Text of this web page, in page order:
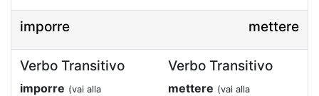
imporre mettere
Verbo Transitivo
imporre (vai alla
Verbo Transitivo
mettere (vai alla